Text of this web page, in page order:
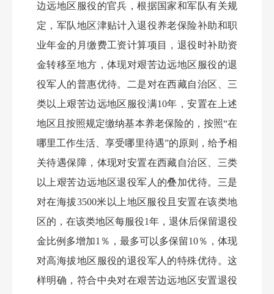
边远地区服役的官兵，根据国家和军队有关规
定，军队地区津贴计入退役养老保险补助和职
业年金的月缴费工资计算项目，退役时补助资
金转移至地方，体现对艰苦边远地区服役的退
役军人的普惠优待。二是对在西藏自治区、三
类以上艰苦边远地区服役满10年，安置在上述
地区且按照规定缴纳基本养老保险的，按照“在
哪里工作生活、享受哪里待遇”的原则，给予相
关待遇保障，体现对安置在西藏自治区、三类
以上艰苦边远地区退役军人的叠加优待。三是
对在海拔3500米以上地区服役且安置在该类地
区的，在该类地区每服役1年，退休后保留退役
金比例多增加1％，最多可以多保留10％，体现
对高海拔地区服役的退役军人的特殊优待。这
样明确，符合中央对在艰苦边远地区安置退役